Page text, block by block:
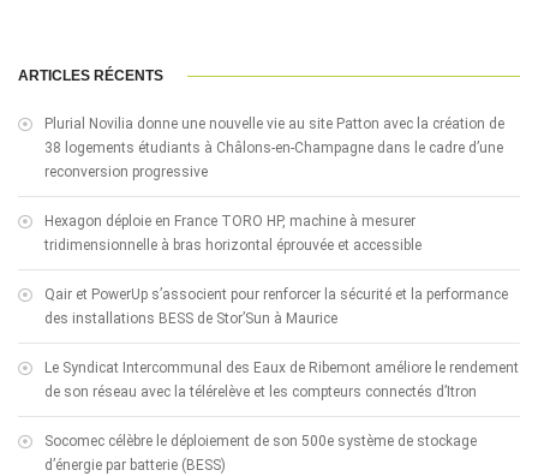
ARTICLES RÉCENTS
Plurial Novilia donne une nouvelle vie au site Patton avec la création de
38 logements étudiants à Châlons-en-Champagne dans le cadre d’une
reconversion progressive
Hexagon déploie en France TORO HP, machine à mesurer
tridimensionnelle à bras horizontal éprouvée et accessible
Qair et PowerUp s’associent pour renforcer la sécurité et la performance
des installations BESS de Stor’Sun à Maurice
Le Syndicat Intercommunal des Eaux de Ribemont améliore le rendement
de son réseau avec la télérelève et les compteurs connectés d’Itron
Socomec célèbre le déploiement de son 500e système de stockage
d’énergie par batterie (BESS)